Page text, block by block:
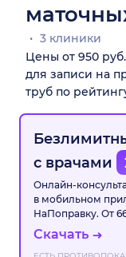
3 клиники
Цены от 950
для записи на
труб по
с врачами
Онлайн-
в мобильном
НаПоправку. От
Скачать